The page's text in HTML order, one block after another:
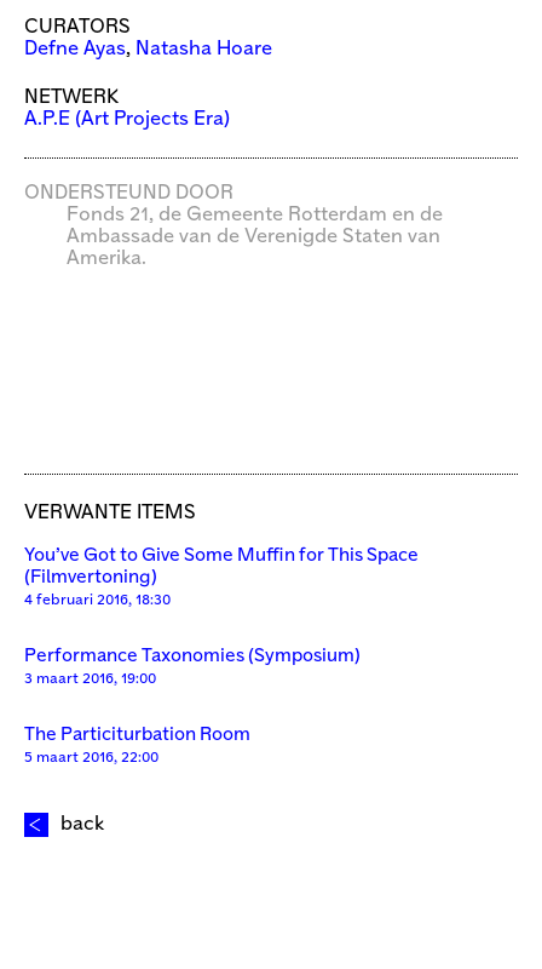
CURATORS
Defne Ayas, Natasha Hoare
NETWERK
A.P.E (Art Projects Era)
ONDERSTEUND DOOR
Fonds 21, de Gemeente Rotterdam en de
Ambassade van de Verenigde Staten van
Amerika.
VERWANTE ITEMS
You’ve Got to Give Some Muffin for This Space
(Filmvertoning)
4 februari 2016, 18:30
Performance Taxonomies (Symposium)
3 maart 2016, 19:00
The Particiturbation Room
5 maart 2016, 22:00
back